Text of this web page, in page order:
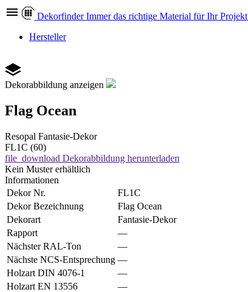
Dekorfinder Immer das richtige Material für Ihr Projekt
Hersteller
Dekorabbildung anzeigen
Flag Ocean
Resopal Fantasie-Dekor
FL1C (60)
file_download Dekorabbildung herunterladen
Kein Muster erhältlich
Informationen
Dekor Nr.
FL1C
Dekor Bezeichnung
Flag Ocean
Dekorart
Fantasie-Dekor
Rapport
—
Nächster RAL-Ton
—
Nächste NCS-Entsprechung —
Holzart DIN 4076-1
—
Holzart EN 13556
—